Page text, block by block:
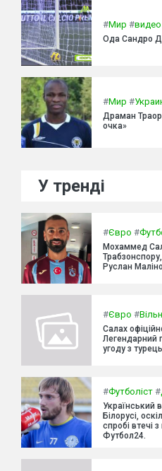
#Мир #видео
Ода Сандро
#Мир #
Драман
очка»
У тренді
#Євро #
Мохаммед
Руслан
#Євро #
Салах
Легендарний
угоду з
#Футболіст #
Український
Білорусі,
спробі втечі
Футбол24.